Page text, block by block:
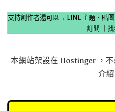
支持創作者還可以→ LINE 主題、貼圖
訂閱
本網站架設在 Hostinger，不
介紹